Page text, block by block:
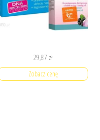
29,87 zł
Zobacz cenę